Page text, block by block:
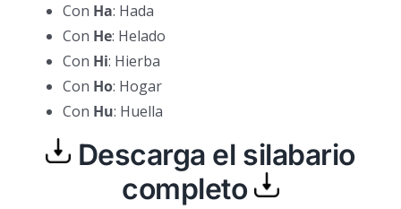
Con Ha: Hada
Con He: Helado
Con Hi: Hierba
Con Ho: Hogar
Con Hu: Huella
Descarga el silabario
completo